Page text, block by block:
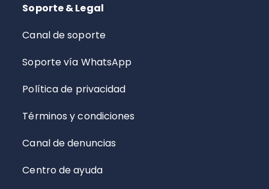
Soporte & Legal
Canal de soporte
Soporte vía WhatsApp
Política de privacidad
Términos y condiciones
Canal de denuncias
Centro de ayuda